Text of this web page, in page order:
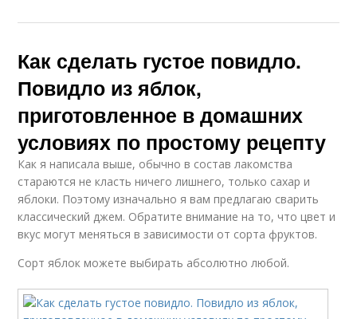
Как сделать густое повидло.
Повидло из яблок,
приготовленное в домашних
условиях по простому рецепту
Как я написала выше, обычно в состав лакомства
стараются не класть ничего лишнего, только сахар и
яблоки. Поэтому изначально я вам предлагаю сварить
классический джем. Обратите внимание на то, что цвет и
вкус могут меняться в зависимости от сорта фруктов.
Сорт яблок можете выбирать абсолютно любой.